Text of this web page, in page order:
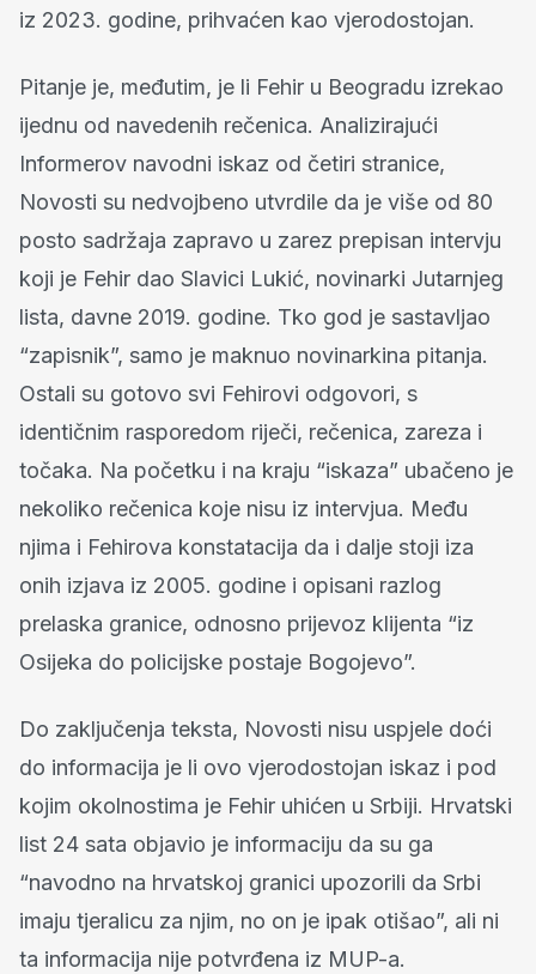
iz 2023. godine, prihvaćen kao vjerodostojan.
Pitanje je, međutim, je li Fehir u Beogradu izrekao
ijednu od navedenih rečenica. Analizirajući
Informerov navodni iskaz od četiri stranice,
Novosti su nedvojbeno utvrdile da je više od 80
posto sadržaja zapravo u zarez prepisan intervju
koji je Fehir dao Slavici Lukić, novinarki Jutarnjeg
lista, davne 2019. godine. Tko god je sastavljao
“zapisnik”, samo je maknuo novinarkina pitanja.
Ostali su gotovo svi Fehirovi odgovori, s
identičnim rasporedom riječi, rečenica, zareza i
točaka. Na početku i na kraju “iskaza” ubačeno je
nekoliko rečenica koje nisu iz intervjua. Među
njima i Fehirova konstatacija da i dalje stoji iza
onih izjava iz 2005. godine i opisani razlog
prelaska granice, odnosno prijevoz klijenta “iz
Osijeka do policijske postaje Bogojevo”.
Do zaključenja teksta, Novosti nisu uspjele doći
do informacija je li ovo vjerodostojan iskaz i pod
kojim okolnostima je Fehir uhićen u Srbiji. Hrvatski
list 24 sata objavio je informaciju da su ga
“navodno na hrvatskoj granici upozorili da Srbi
imaju tjeralicu za njim, no on je ipak otišao”, ali ni
ta informacija nije potvrđena iz MUP-a.